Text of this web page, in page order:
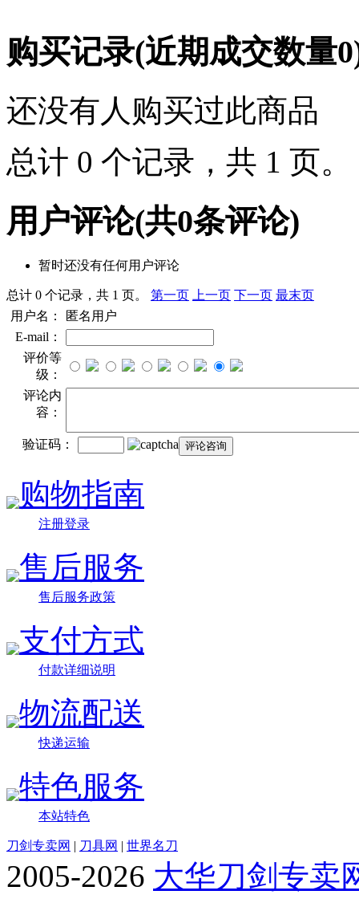
购买记录(近期成交数量0
还没有人购买过此商品
总计 0 个记录，共 1 页。
用户评论(共0条评论)
暂时还没有任何用户评论
总计 0 个记录，共 1 页。 第一页 上一页 下一页 最末页
用户名：
匿名用户
E-mail：
评价等
级：
评论内
容：
验证码：
购物指南
注册登录
售后服务
售后服务政策
支付方式
付款详细说明
物流配送
快递运输
特色服务
本站特色
刀剑专卖网 | 刀具网 | 世界名刀
2005-2026 大华刀剑专卖